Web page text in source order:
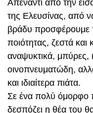
Απέναντι από την
της Ελευσίνας, από
βράδυ προσφέρουμε
ποιότητας, ζεστά
αναψυκτικά, μπύρες,
οινοπνευματώδη,
και ιδιαίτερα πιάτα.
Σε ένα πολύ όμορφο
δεσπόζει η θέα του